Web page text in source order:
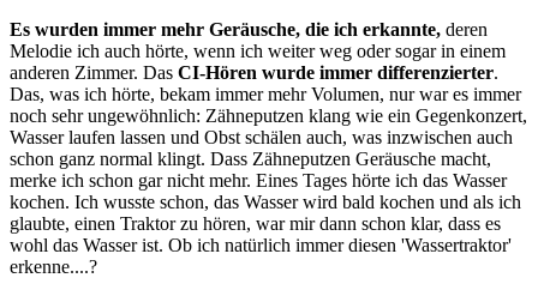
Es wurden immer mehr Geräusche, die ich erkannte, deren
Melodie ich auch hörte, wenn ich weiter weg oder sogar in einem
anderen Zimmer. Das CI-Hören wurde immer differenzierter.
Das, was ich hörte, bekam immer mehr Volumen, nur war es immer
noch sehr ungewöhnlich: Zähneputzen klang wie ein Gegenkonzert,
Wasser laufen lassen und Obst schälen auch, was inzwischen auch
schon ganz normal klingt. Dass Zähneputzen Geräusche macht,
merke ich schon gar nicht mehr. Eines Tages hörte ich das Wasser
kochen. Ich wusste schon, das Wasser wird bald kochen und als ich
glaubte, einen Traktor zu hören, war mir dann schon klar, dass es
wohl das Wasser ist. Ob ich natürlich immer diesen 'Wassertraktor'
erkenne....?